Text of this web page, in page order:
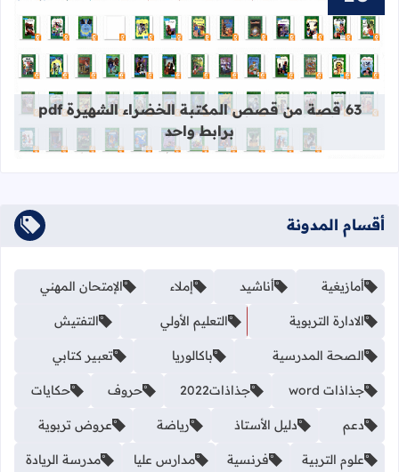
قراءة المزيد عن 63 قصة من قصص المكتبة الخضراء الشهيرة pdf برابط واحد
63 قصة من قصص المكتبة الخضراء الشهيرة pdf
برابط واحد
أقسام المدونة
أمازيغية أناشيد إملاء الإمتحان المهني
الادارة التربوية التعليم الأولي التفتيش
الصحة المدرسية باكالوريا تعبير كتابي
جذاذات word جذاذات2022 حروف حكايات
دعم دليل الأستاذ رياضة عروض تربوية
علوم التربية فرنسية مدارس عليا مدرسة الريادة